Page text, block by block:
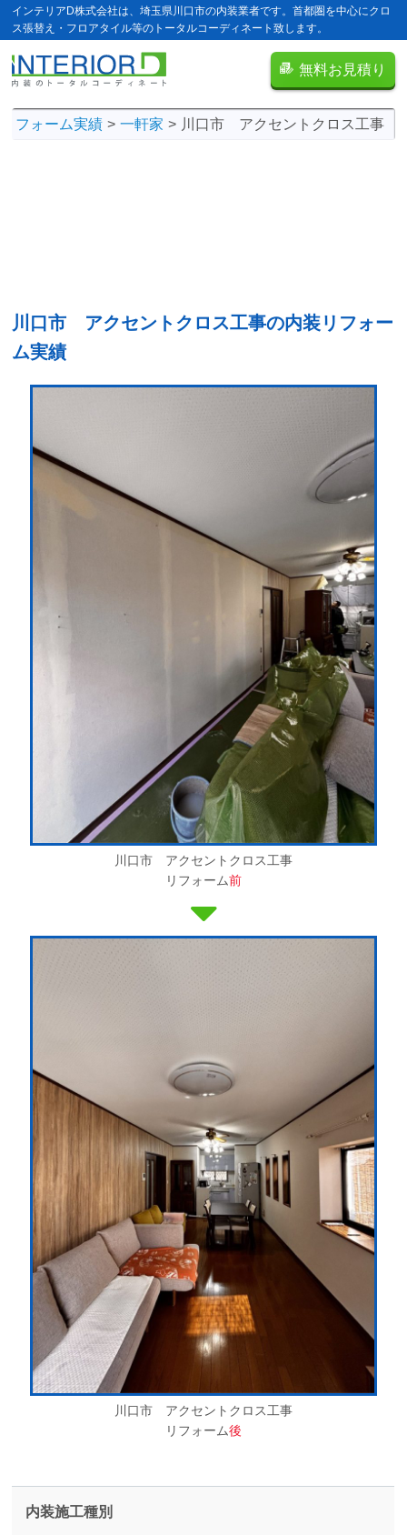
インテリアD株式会社は、埼玉県川口市の内装業者です。首都圏を中心にクロ
ス張替え・フロアタイル等のトータルコーディネート致します。
無料お見積り
リフォーム実績 一軒家 川口市 アクセントクロス工事
川口市 アクセントクロス工事の内装リフォー
ム実績
川口市 アクセントクロス工事
リフォーム前
川口市 アクセントクロス工事
リフォーム後
内装施工種別